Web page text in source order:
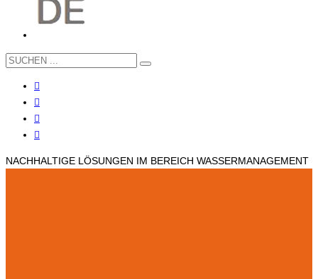
NACHHALTIGE LÖSUNGEN IM BEREICH WASSERMANAGEMENT